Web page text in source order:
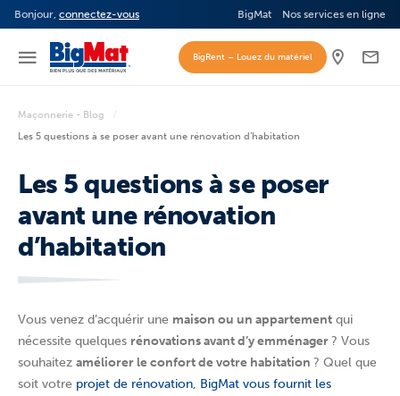
Bonjour, connectez-vous BigMat Nos services en ligne
BigRent – Louez du matériel
Maçonnerie - Blog
Les 5 questions à se poser avant une rénovation d’habitation
Les 5 questions à se poser
avant une rénovation
d’habitation
Vous venez d’acquérir une maison ou un appartement qui
nécessite quelques rénovations avant d’y emménager? Vous
souhaitez améliorer le confort de votre habitation ? Quel que
soit votre projet de rénovation, BigMat vous fournit les